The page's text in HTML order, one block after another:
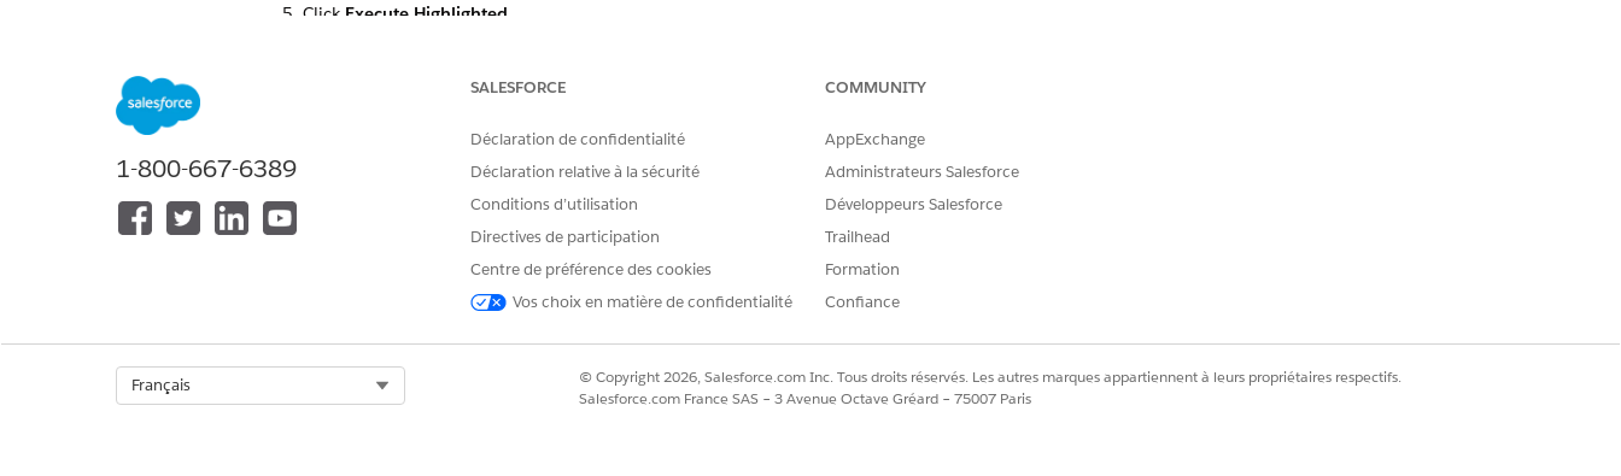
Click Execute Highlighted
CET ARTICLE A-T-IL RÉSOLU VOTRE PROBLÈME ?
Dites-nous ce que nous pouvons améliorer !
1-800-667-6389
SALESFORCE
Déclaration de confidentialité
Déclaration relative à la sécurité
Conditions d’utilisation
Directives de participation
Centre de préférence des cookies
Vos choix en matière de confidentialité
COMMUNITY
AppExchange
Administrateurs Salesforce
Développeurs Salesforce
Trailhead
Formation
Confiance
Français
© Copyright 2026, Salesforce.com Inc. Tous droits réservés. Les autres marques appartiennent à leurs propriétaires respectifs.
Salesforce.com France SAS – 3 Avenue Octave Gréard – 75007 Paris